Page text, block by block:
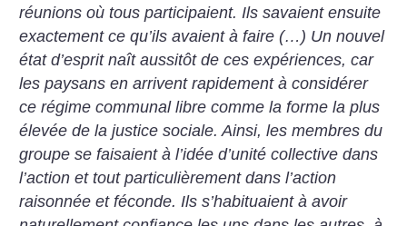
réunions où tous participaient. Ils savaient ensuite
exactement ce qu’ils avaient à faire (…) Un nouvel
état d’esprit naît aussitôt de ces expériences, car
les paysans en arrivent rapidement à considérer
ce régime communal libre comme la forme la plus
élevée de la justice sociale. Ainsi, les membres du
groupe se faisaient à l’idée d’unité collective dans
l’action et tout particulièrement dans l’action
raisonnée et féconde. Ils s’habituaient à avoir